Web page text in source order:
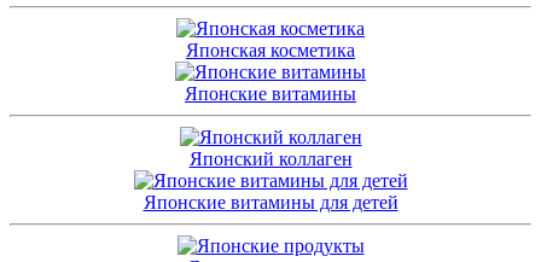
Японская косметика
Японские витамины
Японский коллаген
Японские витамины для детей